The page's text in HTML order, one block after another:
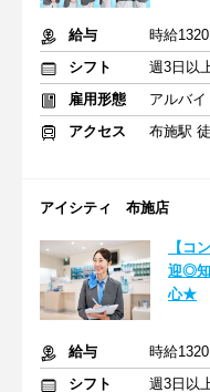
給与
時給1320
シフト
週3日以
雇用形態
アルバイ
アクセス
布施駅
アイシティ 布施店
【コ
迎◎知
心★
給与
時給1320
シフト
週3日以